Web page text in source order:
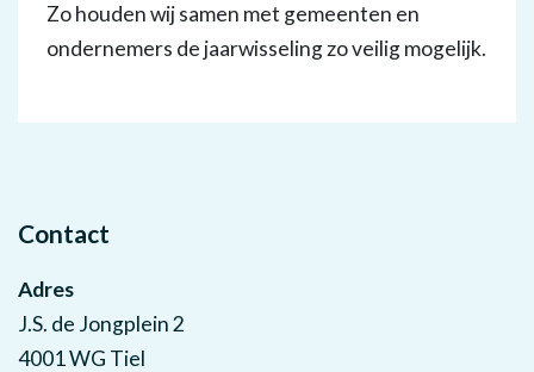
Zo houden wij samen met gemeenten en
ondernemers de jaarwisseling zo veilig mogelijk.
Contact
Adres
J.S. de Jongplein 2
4001 WG Tiel